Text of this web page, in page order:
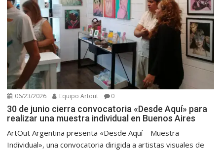
06/23/2026 Equipo Artout 0
30 de junio cierra convocatoria «Desde Aquí» para
realizar una muestra individual en Buenos Aires
ArtOut Argentina presenta «Desde Aquí – Muestra
Individual», una convocatoria dirigida a artistas visuales de